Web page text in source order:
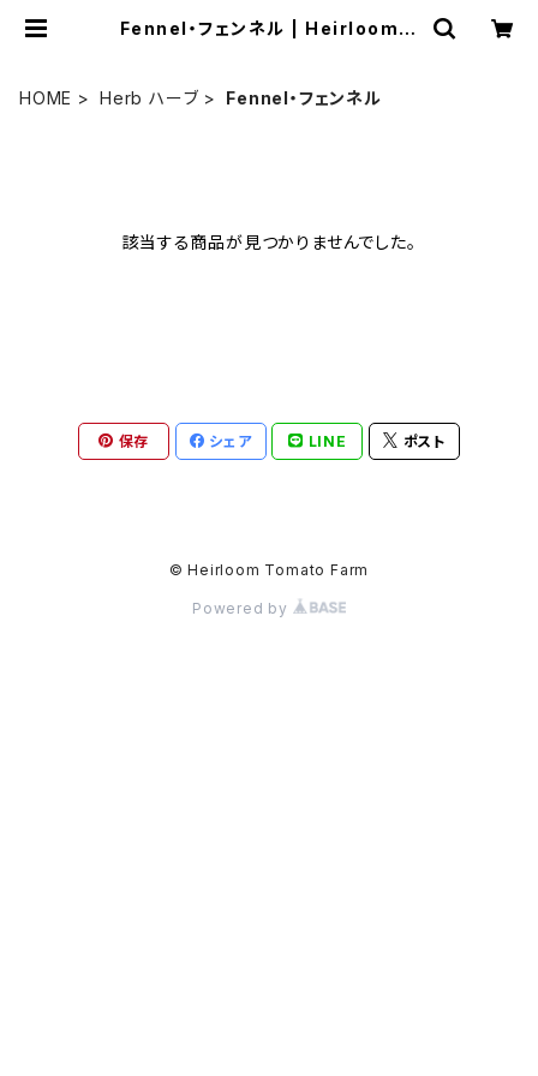
Fennel・フェンネル | Heirloom T
HOME Herb ハーブ Fennel・フェンネル
該当する商品が見つかりませんでした。
保存 シェア LINE ポスト
© Heirloom Tomato Farm
Powered by